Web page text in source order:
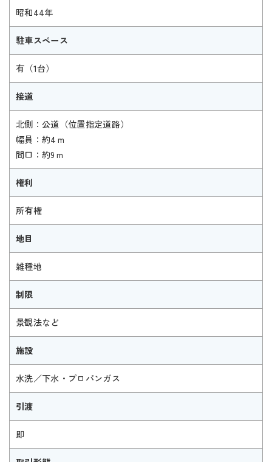
昭和44年
駐車スペース
有（1台）
接道
北側：公道（位置指定道路）
幅員：約4ｍ
間口：約9ｍ
権利
所有権
地目
雑種地
制限
景観法など
施設
水洗／下水・プロパンガス
引渡
即